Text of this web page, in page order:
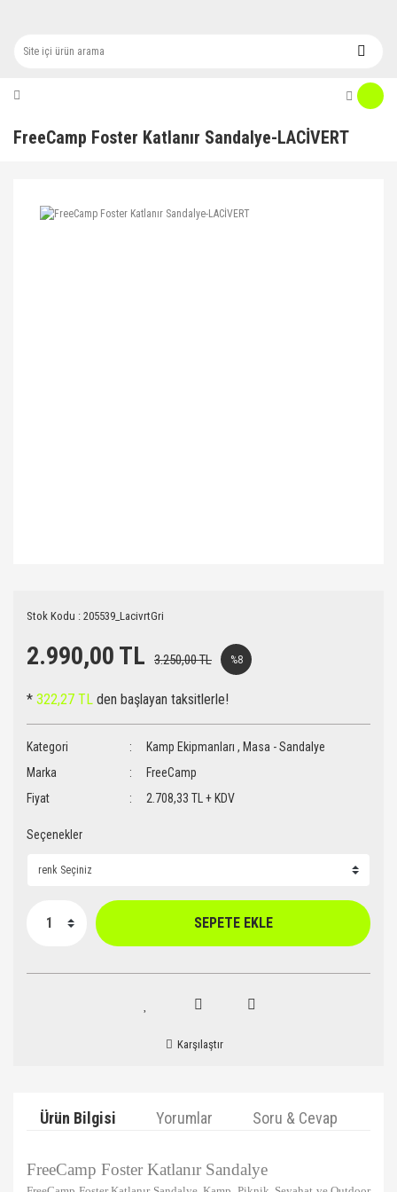
FreeCamp Foster Katlanır Sandalye-LACİVERT
Stok Kodu : 205539_LacivrtGri
2.990,00 TL 3.250,00 TL %8
* 322,27 TL den başlayan taksitlerle!
Kategori Kamp Ekipmanları , Masa - Sandalye
Marka
FreeCamp
Fiyat
2.708,33 TL + KDV
Seçenekler
SEPETE EKLE
Karşılaştır
Ürün Bilgisi Yorumlar Soru & Cevap
FreeCamp Foster Katlanır Sandalye